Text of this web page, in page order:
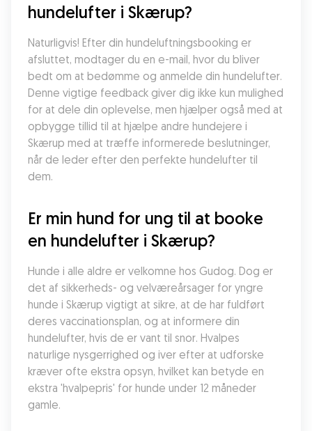
hundelufter i Skærup?
Naturligvis! Efter din hundeluftningsbooking er
afsluttet, modtager du en e-mail, hvor du bliver
bedt om at bedømme og anmelde din hundelufter.
Denne vigtige feedback giver dig ikke kun mulighed
for at dele din oplevelse, men hjælper også med at
opbygge tillid til at hjælpe andre hundejere i
Skærup med at træffe informerede beslutninger,
når de leder efter den perfekte hundelufter til
dem.
Er min hund for ung til at booke
en hundelufter i Skærup?
Hunde i alle aldre er velkomne hos Gudog. Dog er
det af sikkerheds- og velværeårsager for yngre
hunde i Skærup vigtigt at sikre, at de har fuldført
deres vaccinationsplan, og at informere din
hundelufter, hvis de er vant til snor. Hvalpes
naturlige nysgerrighed og iver efter at udforske
kræver ofte ekstra opsyn, hvilket kan betyde en
ekstra 'hvalpepris' for hunde under 12 måneder
gamle.